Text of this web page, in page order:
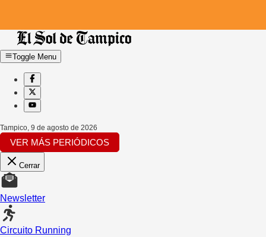
Toggle Menu
Tampico, 9 de agosto de 2026
VER MÁS PERIÓDICOS
Cerrar
Newsletter
Circuito Running